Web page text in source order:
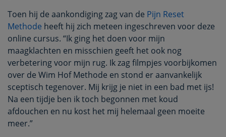
Toen hij de aankondiging zag van de Pijn Reset
Methode heeft hij zich meteen ingeschreven voor deze
online cursus. “Ik ging het doen voor mijn
maagklachten en misschien geeft het ook nog
verbetering voor mijn rug. Ik zag filmpjes voorbijkomen
over de Wim Hof Methode en stond er aanvankelijk
sceptisch tegenover. Mij krijg je niet in een bad met ijs!
Na een tijdje ben ik toch begonnen met koud
afdouchen en nu kost het mij helemaal geen moeite
meer.”